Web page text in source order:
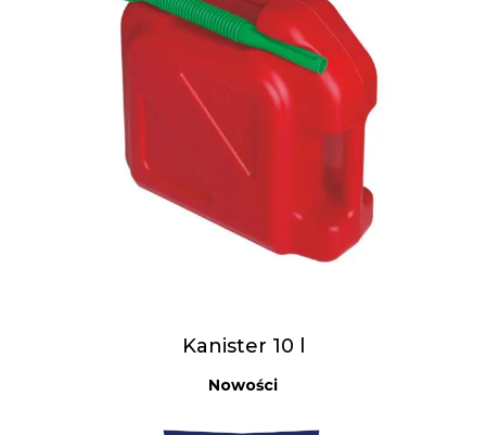
Kanister 10 l
Nowości